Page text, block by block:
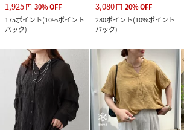
1,925円 30%OFF
175ポイント(10%ポイント
バック)
3,080円 20%OFF
280ポイント(10%ポイント
バック)